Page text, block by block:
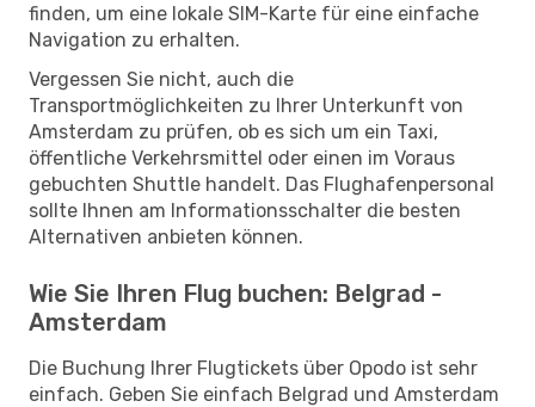
finden, um eine lokale SIM-Karte für eine einfache
Navigation zu erhalten.
Vergessen Sie nicht, auch die
Transportmöglichkeiten zu Ihrer Unterkunft von
Amsterdam zu prüfen, ob es sich um ein Taxi,
öffentliche Verkehrsmittel oder einen im Voraus
gebuchten Shuttle handelt. Das Flughafenpersonal
sollte Ihnen am Informationsschalter die besten
Alternativen anbieten können.
Wie Sie Ihren Flug buchen: Belgrad -
Amsterdam
Die Buchung Ihrer Flugtickets über Opodo ist sehr
einfach. Geben Sie einfach Belgrad und Amsterdam